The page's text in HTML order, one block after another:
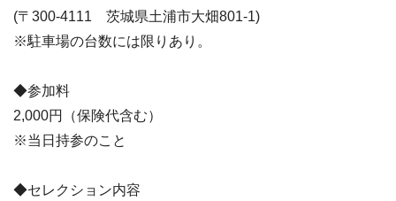
(〒300-4111 茨城県土浦市大畑801-1)
※駐車場の台数には限りあり。
◆参加料
2,000円（保険代含む）
※当日持参のこと
◆セレクション内容